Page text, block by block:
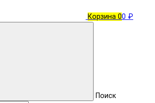
Корзина 00 ₽
Поиск